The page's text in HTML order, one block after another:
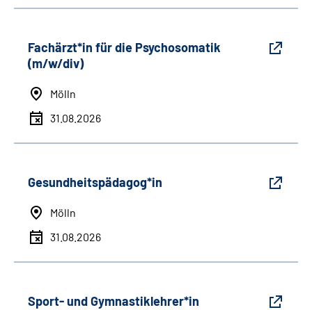
Fachärzt*in für die Psychosomatik
(m/w/div)
Mölln
31.08.2026
Gesundheitspädagog*in
Mölln
31.08.2026
Sport- und Gymnastiklehrer*in